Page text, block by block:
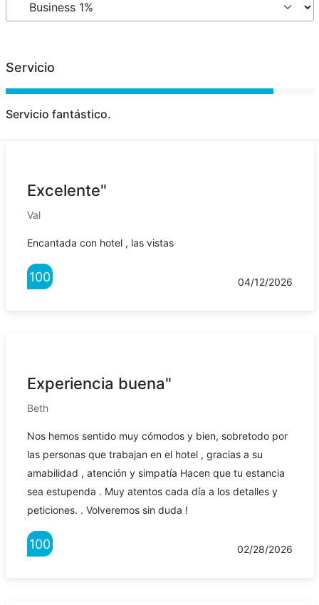
Servicio
Servicio fantástico.
Excelente"
Val
Encantada con hotel , las vistas
100 04/12/2026
Experiencia buena"
Beth
Nos hemos sentido muy cómodos y bien, sobretodo por
las personas que trabajan en el hotel , gracias a su
amabilidad , atención y simpatía Hacen que tu estancia
sea estupenda . Muy atentos cada día a los detalles y
peticiones. . Volveremos sin duda !
100 02/28/2026